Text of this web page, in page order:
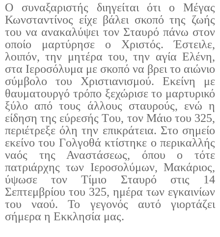
Ο συναξαριστής διηγείται ότι ο Μέγας
Κωνσταντίνος είχε βάλει σκοπό της ζωής
του να ανακαλύψει τον Σταυρό πάνω στον
οποίο μαρτύρησε ο Χριστός. Έστειλε,
λοιπόν, την μητέρα του, την αγία Ελένη,
στα Ιεροσόλυμα με σκοπό να βρει το αιώνιο
σύμβολο του Χριστιανισμού. Εκείνη με
θαυματουργό τρόπο ξεχώρισε το μαρτυρικό
ξύλο από τους άλλους σταυρούς, ενώ η
είδηση της εύρεσήςTου, τον Μάιο του 325,
περιέτρεξε όλη την επικράτεια. Στο σημείο
εκείνο του Γολγοθά κτίστηκε ο περικαλλής
ναός της Αναστάσεως, όπου ο τότε
πατριάρχης των Ιεροσολύμων, Μακάριος,
ύψωσε τον Τίμιο Σταυρό στις 14
Σεπτεμβρίου του 325, ημέρα των εγκαινίων
του ναού. Το γεγονός αυτό γιορτάζει
σήμερα η Εκκλησία μας.